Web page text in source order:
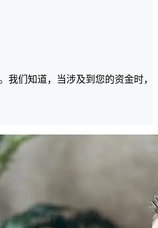
我们知道，当涉及到您的资金时，